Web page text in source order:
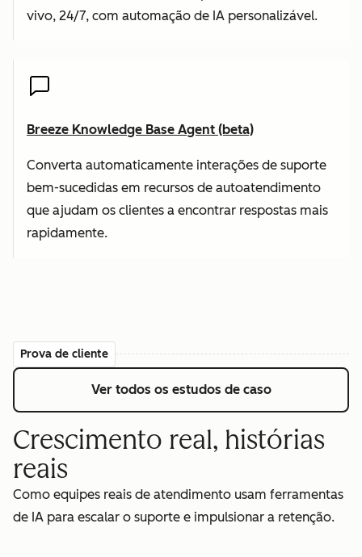
vivo, 24/7, com automação de IA personalizável.
Breeze Knowledge Base Agent (beta)
Converta automaticamente interações de suporte
bem-sucedidas em recursos de autoatendimento
que ajudam os clientes a encontrar respostas mais
rapidamente.
Prova de cliente
Ver todos os estudos de caso
Crescimento real, histórias
reais
Como equipes reais de atendimento usam ferramentas
de IA para escalar o suporte e impulsionar a retenção.